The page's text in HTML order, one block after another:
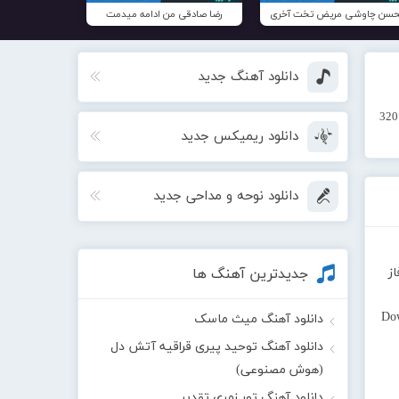
چاوشی مریض تخت آخری رضا صادقی من ادامه میدمت
دانلود آهنگ جدید
دانلود ریمیکس جدید
دانلود نوحه و مداحی جدید
جدیدترین آهنگ ها
دانلود آهنگ میث ماسک
دانلود آهنگ توحید پیری قراقیه آتش دل
(هوش مصنوعی)